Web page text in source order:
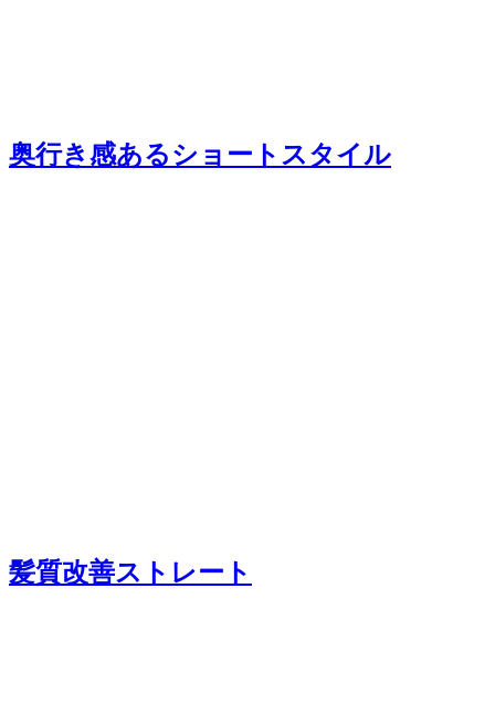
奥行き感あるショートスタイル
髪質改善ストレート